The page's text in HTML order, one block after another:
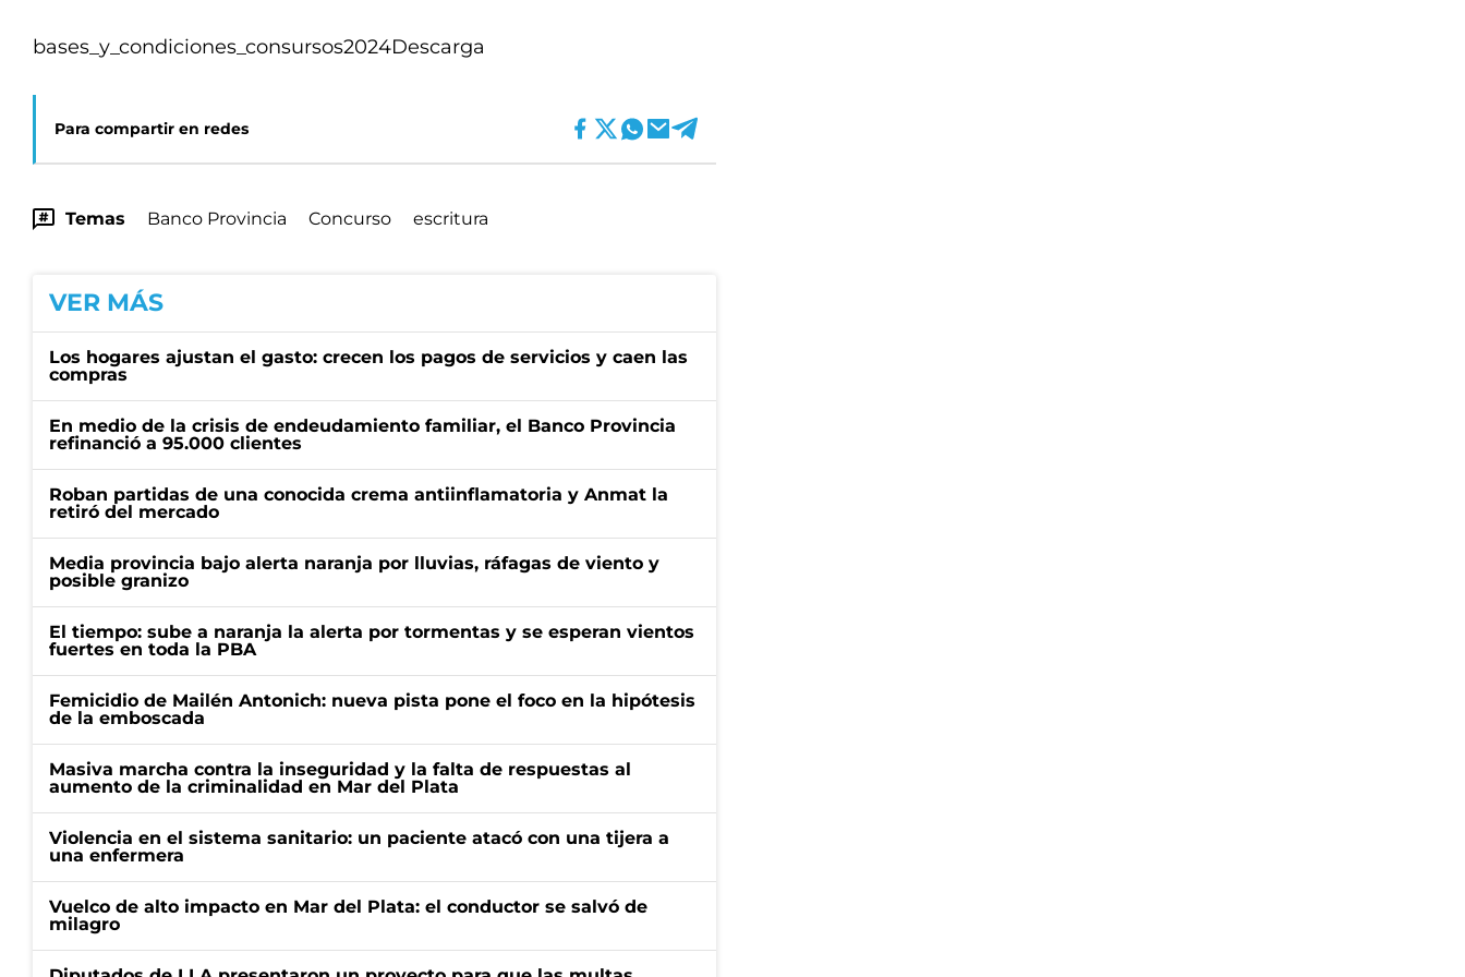
bases_y_condiciones_consursos2024Descarga
Para compartir en redes
Temas Banco Provincia Concurso escritura
VER MÁS
Los hogares ajustan el gasto: crecen los pagos de servicios y caen las
compras
En medio de la crisis de endeudamiento familiar, el Banco Provincia
refinanció a 95.000 clientes
Roban partidas de una conocida crema antiinflamatoria y Anmat la
retiró del mercado
Media provincia bajo alerta naranja por lluvias, ráfagas de viento y
posible granizo
El tiempo: sube a naranja la alerta por tormentas y se esperan vientos
fuertes en toda la PBA
Femicidio de Mailén Antonich: nueva pista pone el foco en la hipótesis
de la emboscada
Masiva marcha contra la inseguridad y la falta de respuestas al
aumento de la criminalidad en Mar del Plata
Violencia en el sistema sanitario: un paciente atacó con una tijera a
una enfermera
Vuelco de alto impacto en Mar del Plata: el conductor se salvó de
milagro